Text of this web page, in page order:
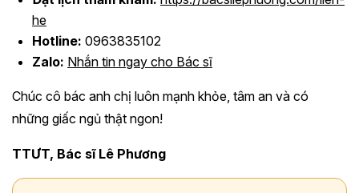
he
Hotline: 0963835102
Zalo: Nhắn tin ngay cho Bác sĩ
Chúc cô bác anh chị luôn mạnh khỏe, tâm an và có
những giấc ngủ thật ngon!
TTƯT, Bác sĩ Lê Phương